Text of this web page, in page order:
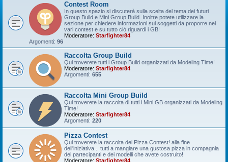
Contest Room
In questo spazio si discuterà sulla scelta del tema dei futuri
Group Build e Mini Group Build. Inoltre potete utilizzare la
sezione per chiedere informazioni sui soggetti da proporre nei
vari contest e su tutto ciò riguardi i GB!
Moderatore: Starfighter84
Argomenti: 96
Raccolta Group Build
Qui troverete tutti i Group Build organizzati da Modeling Time!
Moderatore: Starfighter84
Argomenti: 655
Raccolta Mini Group Build
Qui troverete la raccolta di tutti i Mini GB organizzati da Modeling
Time!
Moderatore: Starfighter84
Argomenti: 220
Pizza Contest
Qui troverete la raccolta dei Pizza Contest! alla fine
dell'iniziativa... tutti a mangiare una gustosa pizza in compagnia
dei partecipanti e dei modelli che avete costruito!
Moderatore: Starfighter84